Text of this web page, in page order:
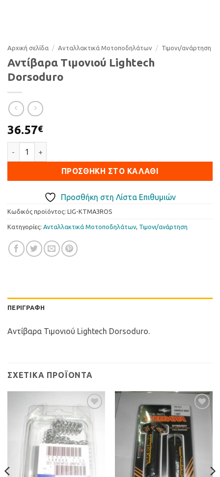
Αρχική σελίδα / Ανταλλακτικά Μοτοποδηλάτων / Τιµονι/ανάρτηση
Αντίβαρα Τιμονιού Lightech
Dorsoduro
36.57€
ΠΡΟΣΘΉΚΗ ΣΤΟ ΚΑΛΆΘΙ
Προσθήκη στη Λίστα Επιθυμιών
Κωδικός προϊόντος: LIG-KTMA3ROS
Κατηγορίες: Ανταλλακτικά Μοτοποδηλάτων, Τιµονι/ανάρτηση
ΠΕΡΙΓΡΑΦΉ
Αντίβαρα Τιμονιού Lightech Dorsoduro.
ΣΧΕΤΙΚΆ ΠΡΟΪΌΝΤΑ
Προσθήκη
στη Λίστα
Επιθυμιών
Προσθήκη
στη Λίστα
Επιθυμιών